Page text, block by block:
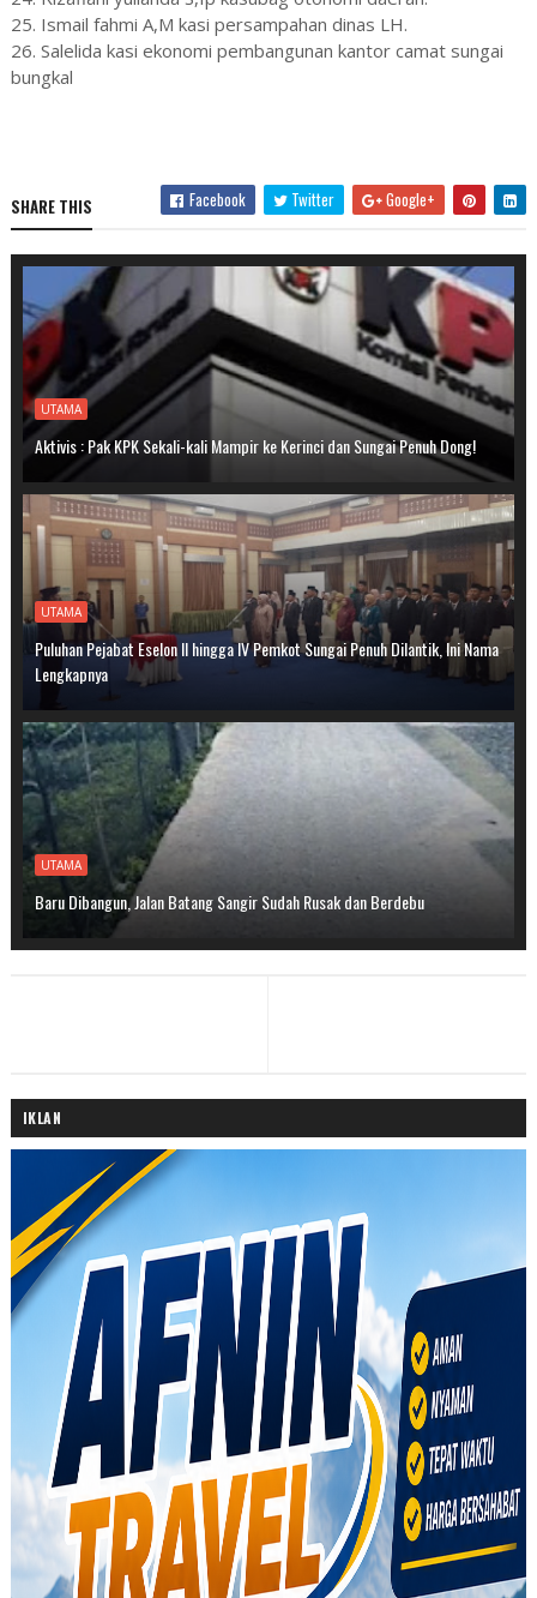
25. Ismail fahmi A,M kasi persampahan dinas LH.
26. Salelida kasi ekonomi pembangunan kantor camat sungai
bungkal
SHARE THIS Facebook Twitter Google+
UTAMA
Aktivis : Pak KPK Sekali-kali Mampir ke Kerinci dan Sungai Penuh Dong!
UTAMA
Puluhan Pejabat Eselon II hingga IV Pemkot Sungai Penuh Dilantik, Ini Nama
Lengkapnya
UTAMA
Baru Dibangun, Jalan Batang Sangir Sudah Rusak dan Berdebu
IKLAN